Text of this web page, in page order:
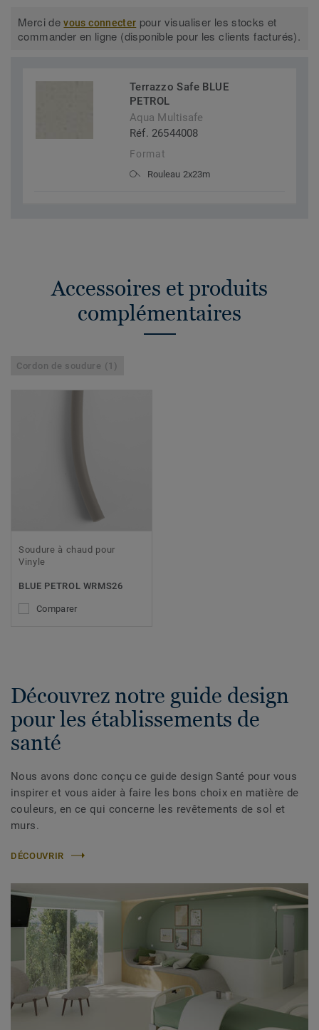
Merci devous connecter pour visualiser les stocks et
commander en ligne (disponible pour les clients facturés).
Terrazzo Safe BLUE
PETROL
Aqua Multisafe
Réf. 26544008
Format
Rouleau 2x23m
Accessoires et produits
complémentaires
Cordon de soudure (1)
Soudure à chaud pour
Vinyle
BLUE PETROL WRMS26
Comparer
Découvrez notre guide design
pour les établissements de
santé
Nous avons donc conçu ce guide design Santé pour vous
inspirer et vous aider à faire les bons choix en matière de
couleurs, en ce qui concerne les revêtements de sol et
murs.
DÉCOUVRIR